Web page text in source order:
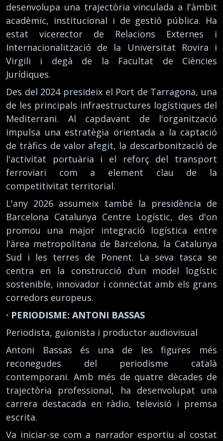
desenvolupa una trajectòria vinculada a l'àmbit
acadèmic, institucional i de gestió pública. Ha
estat vicerector de Relacions Externes i
Internacionalització de la Universitat Rovira i
Virgili i degà de la Facultat de Ciències
Jurídiques.
Des del 2024 presideix el Port de Tarragona, una
de les principals infraestructures logístiques del
Mediterrani. Al capdavant de l'organització
impulsa una estratègia orientada a la captació
de tràfics de valor afegit, la descarbonització de
l'activitat portuària i el reforç del transport
ferroviari com a element clau de la
competitivitat territorial.
L'any 2026 assumeix també la presidència de
Barcelona Catalunya Centre Logístic, des d'on
promou una major integració logística entre
l'àrea metropolitana de Barcelona, la Catalunya
Sud i les terres de Ponent. La seva tasca se
centra en la construcció d'un model logístic
sostenible, innovador i connectat amb els grans
corredors europeus.
· PERIODISME: ANTONI BASSAS
Periodista, guionista i productor audiovisual
Antoni Bassas és una de les figures més
reconegudes del periodisme català
contemporani. Amb més de quatre dècades de
trajectòria professional, ha desenvolupat una
carrera destacada en ràdio, televisió i premsa
escrita.
Va iniciar-se com a narrador esportiu al costat